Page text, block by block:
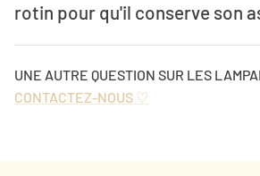
rotin pour qu'il conserve son
UNE AUTRE QUESTION SUR LES
CONTACTEZ-NOUS ♡